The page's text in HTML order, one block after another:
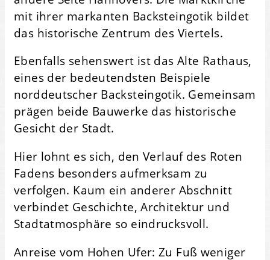
mit ihrer markanten Backsteingotik bildet
das historische Zentrum des Viertels.
Ebenfalls sehenswert ist das Alte Rathaus,
eines der bedeutendsten Beispiele
norddeutscher Backsteingotik. Gemeinsam
prägen beide Bauwerke das historische
Gesicht der Stadt.
Hier lohnt es sich, den Verlauf des Roten
Fadens besonders aufmerksam zu
verfolgen. Kaum ein anderer Abschnitt
verbindet Geschichte, Architektur und
Stadtatmosphäre so eindrucksvoll.
Anreise vom Hohen Ufer: Zu Fuß weniger